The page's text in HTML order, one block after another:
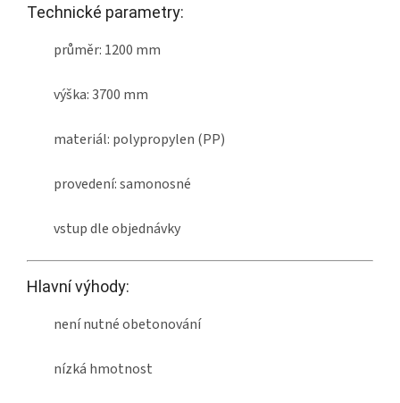
Technické parametry:
průměr: 1200 mm
výška: 3700 mm
materiál: polypropylen (PP)
provedení: samonosné
vstup dle objednávky
Hlavní výhody:
není nutné obetonování
nízká hmotnost